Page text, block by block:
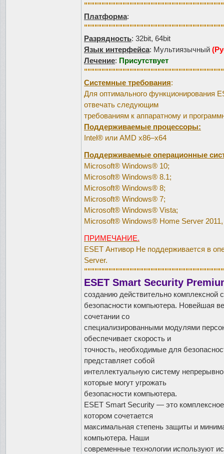
Платформа:
Разрядность: 32bit, 64bit
Язык интерфейса: Мультиязычный
Лечение: Присутствует
Системные требования:
Для оптимального функционирования
отвечать следующим
требованиям к аппаратному и
Поддерживаемые процессоры:
Intel® или AMD x86–x64
Поддерживаемые операционные
Microsoft® Windows® 10;
Microsoft® Windows® 8.1;
Microsoft® Windows® 8;
Microsoft® Windows® 7;
Microsoft® Windows® Vista;
Microsoft® Windows® Home Server
ПРИМЕЧАНИЕ.
ESET Антивор Не поддерживается в
Server.
ESET Smart Security
созданию действительно комплексной
безопасности компьютера. Новейшая
сочетании со
специализированными модулями
обеспечивает скорость и
точность, необходимые для
представляет собой
интеллектуальную систему
которые могут угрожать
безопасности компьютера.
ESET Smart Security — это
котором сочетается
максимальная степень защиты и
компьютера. Наши
современные технологии используют